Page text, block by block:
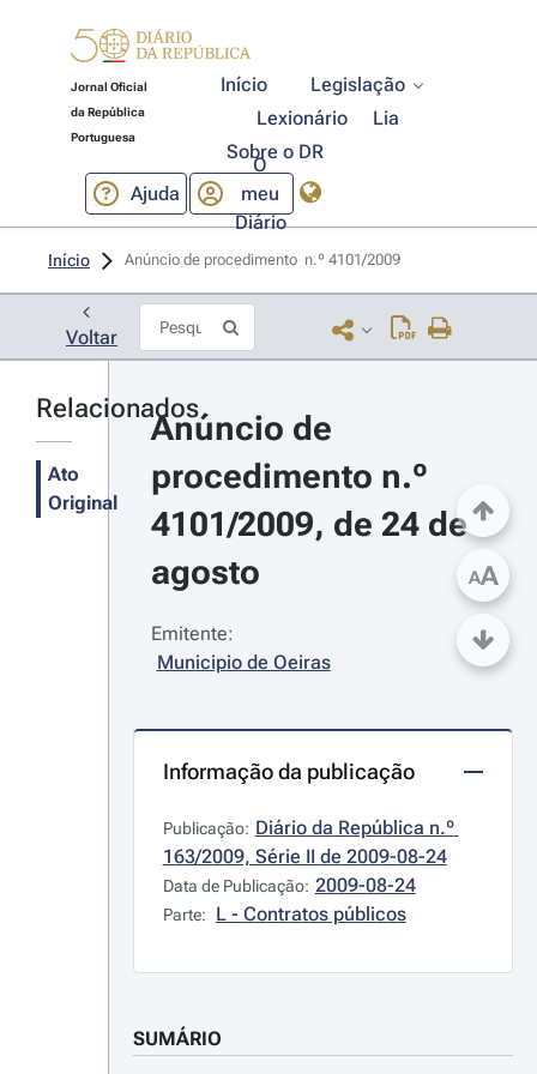
Jornal Oficial
da República
Portuguesa
Início
Legislação
Lexionário
Lia
Sobre o DR
Ajuda
O
meu
Diário
Início Anúncio de procedimento  n.º 4101/2009
Voltar
Relacionados
Ato
Original
Anúncio de
procedimento n.º
4101/2009, de 24 de
agosto
Emitente:
Municipio de Oeiras
Informação da publicação
Publicação: Diário da República n.º
163/2009, Série II de 2009-08-24
Data de Publicação: 2009-08-24
Parte: L - Contratos públicos
SUMÁRIO
AA